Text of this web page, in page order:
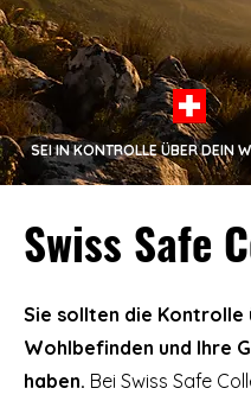
SEI IN KONTROLLE ÜBER DEIN
Swiss Safe
Sie sollten die Kontrolle
Wohlbefinden und Ihre
haben. Bei Swiss Safe